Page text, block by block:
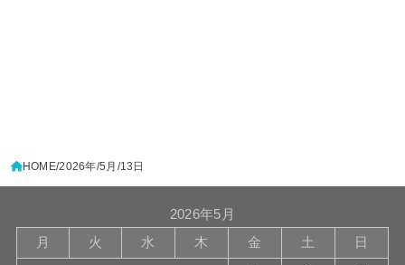
HOME 2026年 5月 13日
2026年5月
月
火 水 木 金 土 日